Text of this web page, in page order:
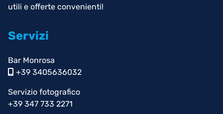
utili e offerte convenienti!
Servizi
Bar Monrosa
+39 3405636032
Servizio fotografico
+39 347 733 2271